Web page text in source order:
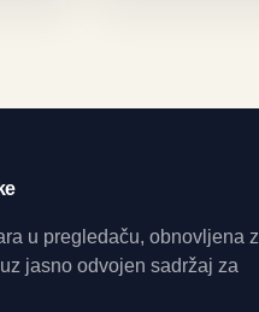
u pregledaču, obnovljena
jasno odvojen sadržaj za